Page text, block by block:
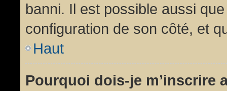
banni. Il est possible aussi
configuration de son côté, et
Haut
Pourquoi dois-je m’inscrire